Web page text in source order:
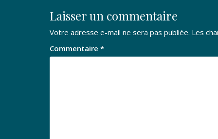
Laisser un commentaire
Votre adresse e-mail ne sera pas publiée. Les
Commentaire *